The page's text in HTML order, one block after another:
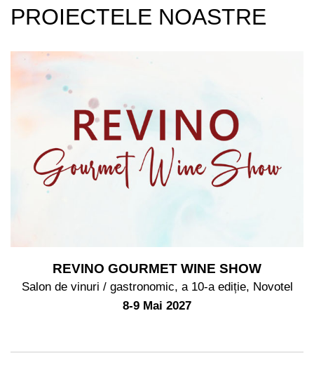
PROIECTELE NOASTRE
REVINO GOURMET WINE SHOW
Salon de vinuri / gastronomic, a 10-a ediție, Novotel
8-9 Mai 2027